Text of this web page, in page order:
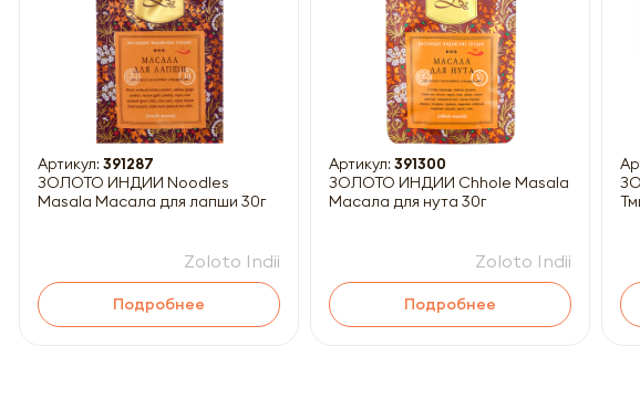
Артикул: 391287
ЗОЛОТО ИНДИИ Noodles
Masala Масала для лапши 30г
Zoloto Indii
Подробнее
Артикул: 391300
ЗОЛОТО ИНДИИ Chhole Masala
Масала для нута 30г
Zoloto Indii
Подробнее